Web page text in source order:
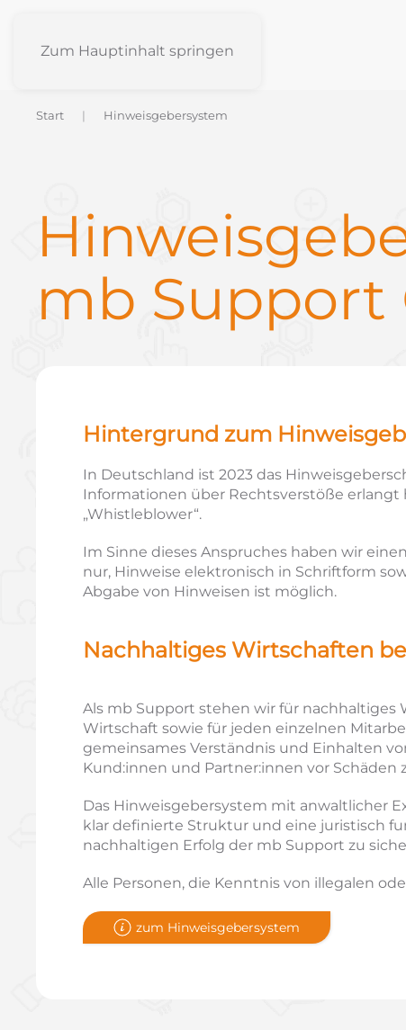
Zum Hauptinhalt springen
Start Hinweisgebersystem
mb Support
Hintergrund zum
In Deutschland ist 2023 das
Informationen über Rechtsverstöße erlangt
„Whistleblower“.
Im Sinne dieses Anspruches haben wir
nur, Hinweise elektronisch in Schriftform
Abgabe von Hinweisen ist möglich.
Nachhaltiges Wirtschaften
Als mb Support stehen wir für
Wirtschaft sowie für jeden einzelnen
gemeinsames Verständnis und Einhalten
Kund:innen und Partner:innen vor Schäden
Das Hinweisgebersystem mit anwaltlicher
klar definierte Struktur und eine juristisch
nachhaltigen Erfolg der mb Support zu
Alle Personen, die Kenntnis von illegalen
zum Hinweisgebersystem